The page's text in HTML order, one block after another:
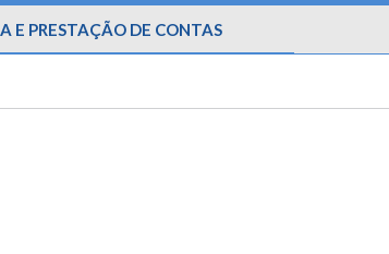
E PRESTAÇÃO DE CONTAS